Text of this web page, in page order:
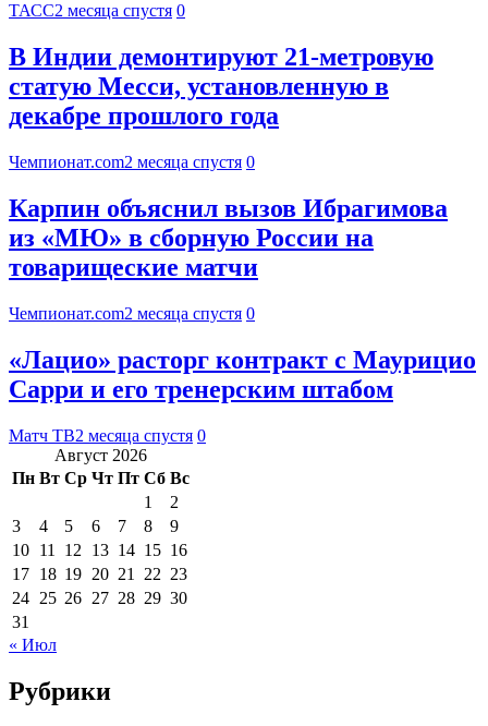
ТАСС2 месяца спустя 0
В Индии демонтируют 21-метровую
статую Месси, установленную в
декабре прошлого года
Чемпионат.com2 месяца спустя 0
Карпин объяснил вызов Ибрагимова
из «МЮ» в сборную России на
товарищеские матчи
Чемпионат.com2 месяца спустя 0
«Лацио» расторг контракт с Маурицио
Сарри и его тренерским штабом
Матч ТВ2 месяца спустя 0
Август 2026
Пн Вт Ср Чт Пт Сб Вс
1
2
3
4 5 6 7 8
9
10 11 12 13 14 15 16
17 18 19 20 21 22 23
24 25 26 27 28 29 30
31
« Июл
Рубрики